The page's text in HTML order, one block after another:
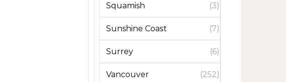
Squamish (3)
Sunshine Coast (7)
Surrey (6)
Vancouver (252)